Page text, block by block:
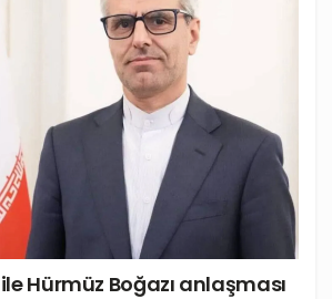
Hürmüz Boğazı anlaşması